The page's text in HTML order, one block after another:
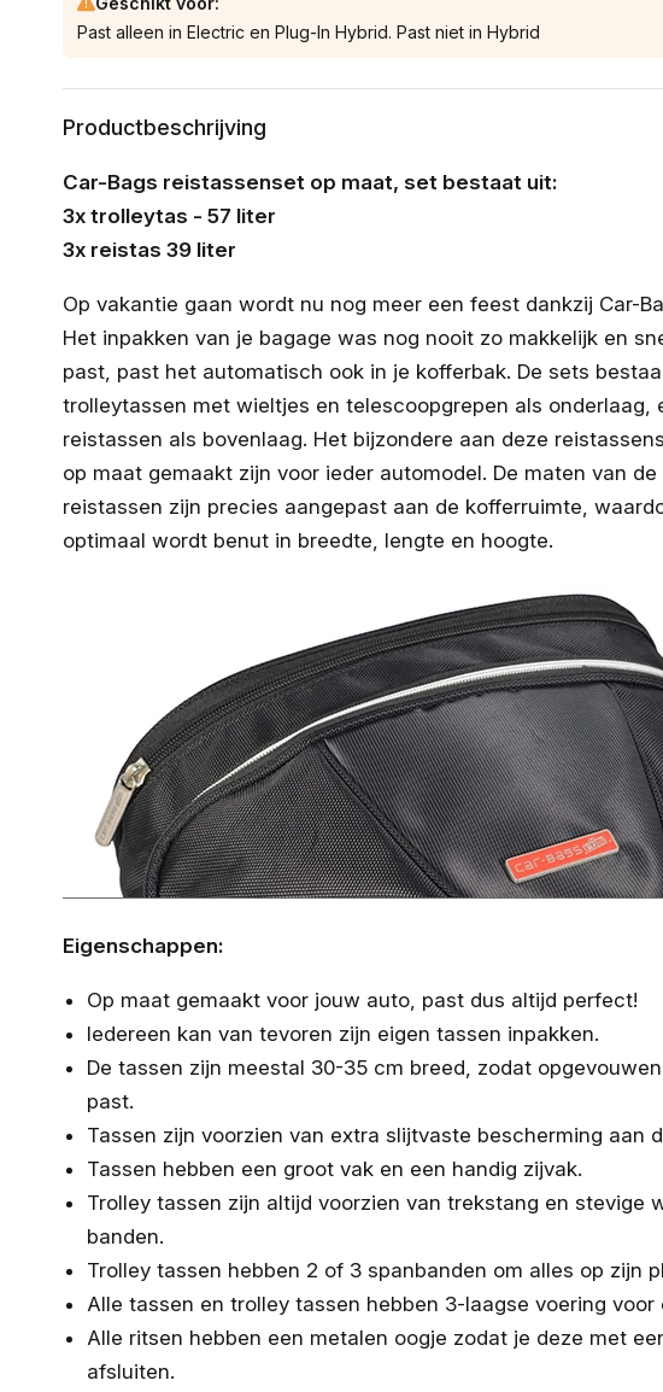
Past alleen in Electric en Plug-In Hybrid. Past niet in Hybrid
Productbeschrijving
Car-Bags reistassenset op maat, set bestaat uit:
3x trolleytas - 57 liter
3x reistas 39 liter
Op vakantie gaan wordt nu nog meer een feest dankzij Car-
Het inpakken van je bagage was nog nooit zo makkelijk en
past, past het automatisch ook in je kofferbak. De sets
trolleytassen met wieltjes en telescoopgrepen als onderlaag,
reistassen als bovenlaag. Het bijzondere aan deze
op maat gemaakt zijn voor ieder automodel. De maten van
reistassen zijn precies aangepast aan de kofferruimte,
optimaal wordt benut in breedte, lengte en hoogte.
Eigenschappen:
Op maat gemaakt voor jouw auto, past dus altijd perfect!
Iedereen kan van tevoren zijn eigen tassen inpakken.
De tassen zijn meestal 30-35 cm breed, zodat
past.
Tassen zijn voorzien van extra slijtvaste bescherming aan
Tassen hebben een groot vak en een handig zijvak.
Trolley tassen zijn altijd voorzien van trekstang en stevige
banden.
Trolley tassen hebben 2 of 3 spanbanden om alles op zijn
Alle tassen en trolley tassen hebben 3-laagse voering voor
Alle ritsen hebben een metalen oogje zodat je deze met
afsluiten.